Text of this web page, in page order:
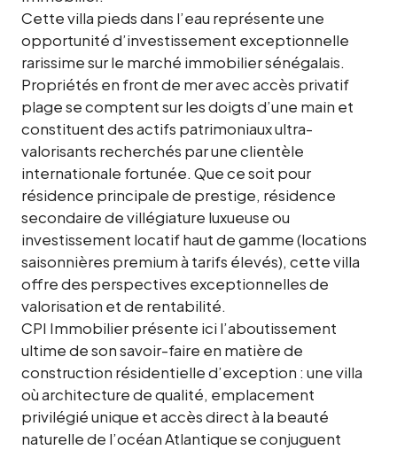
Cette villa pieds dans l’eau représente une
opportunité d’investissement exceptionnelle
rarissime sur le marché immobilier sénégalais.
Propriétés en front de mer avec accès privatif
plage se comptent sur les doigts d’une main et
constituent des actifs patrimoniaux ultra-
valorisants recherchés par une clientèle
internationale fortunée. Que ce soit pour
résidence principale de prestige, résidence
secondaire de villégiature luxueuse ou
investissement locatif haut de gamme (locations
saisonnières premium à tarifs élevés), cette villa
offre des perspectives exceptionnelles de
valorisation et de rentabilité.
CPI Immobilier présente ici l’aboutissement
ultime de son savoir-faire en matière de
construction résidentielle d’exception : une villa
où architecture de qualité, emplacement
privilégié unique et accès direct à la beauté
naturelle de l’océan Atlantique se conjuguent